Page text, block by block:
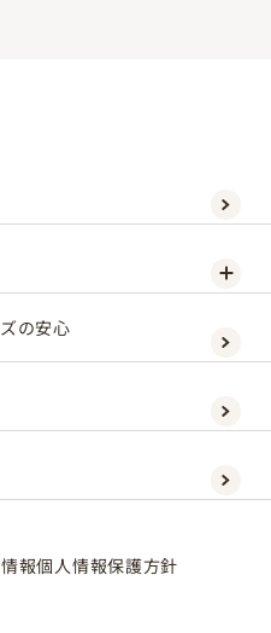
の安心
報個人情報保護方針